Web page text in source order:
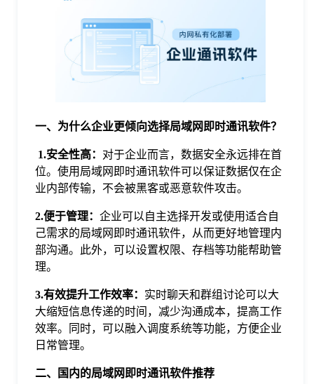
一、为什么企业更倾向选择局域网即时通讯软件？
1.安全性高： 对于企业而言，数据安全永远排在首
位。使用局域网即时通讯软件可以保证数据仅在企
业内部传输，不会被黑客或恶意软件攻击。
2.便于管理： 企业可以自主选择开发或使用适合自
己需求的局域网即时通讯软件，从而更好地管理内
部沟通。此外，可以设置权限、存档等功能帮助管
理。
3.有效提升工作效率： 实时聊天和群组讨论可以大
大缩短信息传递的时间，减少沟通成本，提高工作
效率。同时，可以融入调度系统等功能，方便企业
日常管理。
二、国内的局域网即时通讯软件推荐